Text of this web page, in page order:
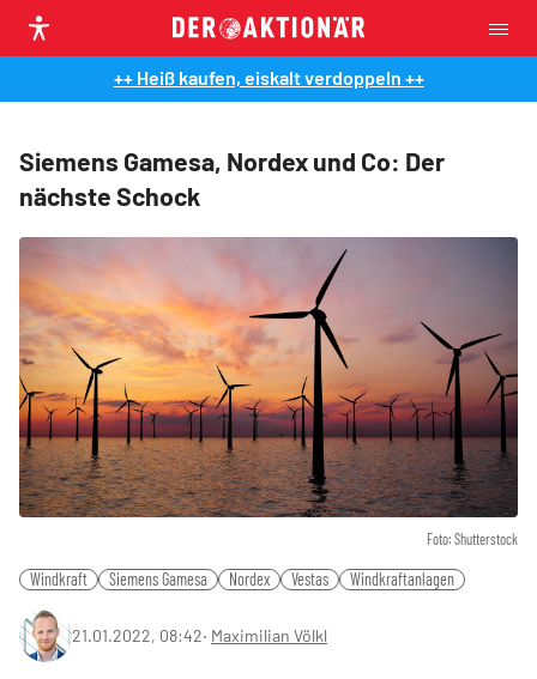
++ Heiß kaufen, eiskalt verdoppeln ++
Siemens Gamesa, Nordex und Co: Der
nächste Schock
Foto: Shutterstock
Windkraft Siemens Gamesa Nordex Vestas Windkraftanlagen
21.01.2022, 08:42‧ Maximilian Völkl